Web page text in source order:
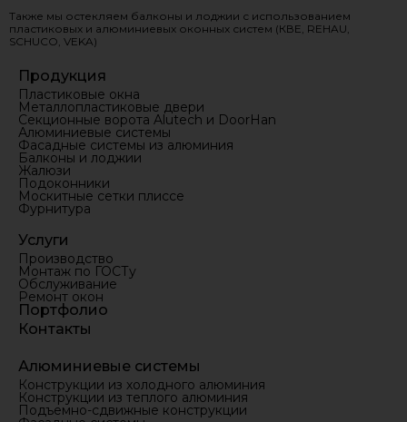
Также мы остекляем балконы и лоджии с использованием
пластиковых и алюминиевых оконных систем (КВЕ, REHAU,
SCHUCO, VEKA)
Продукция
Пластиковые окна
Металлопластиковые двери
Секционные ворота Alutech и DoorHan
Алюминиевые системы
Фасадные системы из алюминия
Балконы и лоджии
Жалюзи
Подоконники
Москитные сетки плиссе
Фурнитура
Услуги
Производство
Монтаж по ГОСТу
Обслуживание
Ремонт окон
Портфолио
Контакты
Алюминиевые системы
Конструкции из холодного алюминия
Конструкции из теплого алюминия
Подъемно-сдвижные конструкции